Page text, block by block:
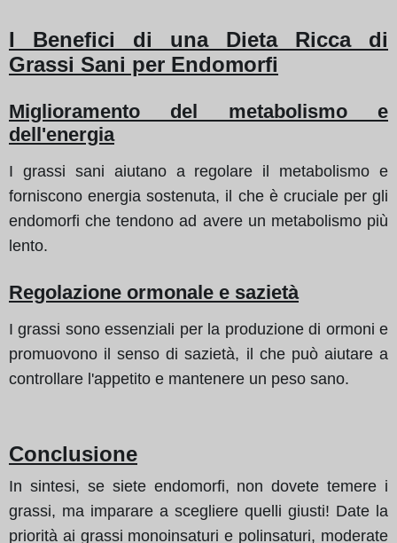
I Benefici di una Dieta Ricca di
Grassi Sani per Endomorfi
Miglioramento del metabolismo e
dell'energia
I grassi sani aiutano a regolare il metabolismo e
forniscono energia sostenuta, il che è cruciale per gli
endomorfi che tendono ad avere un metabolismo più
lento.
Regolazione ormonale e sazietà
I grassi sono essenziali per la produzione di ormoni e
promuovono il senso di sazietà, il che può aiutare a
controllare l'appetito e mantenere un peso sano.
Conclusione
In sintesi, se siete endomorfi, non dovete temere i
grassi, ma imparare a scegliere quelli giusti! Date la
priorità ai grassi monoinsaturi e polinsaturi, moderate